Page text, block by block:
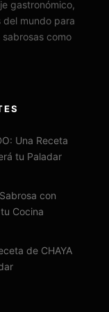
- ACERO
GMT +02:00 -
gastronómico,
del mundo para
como
Una Receta
tu Paladar
con
Cocina
de CHAYA